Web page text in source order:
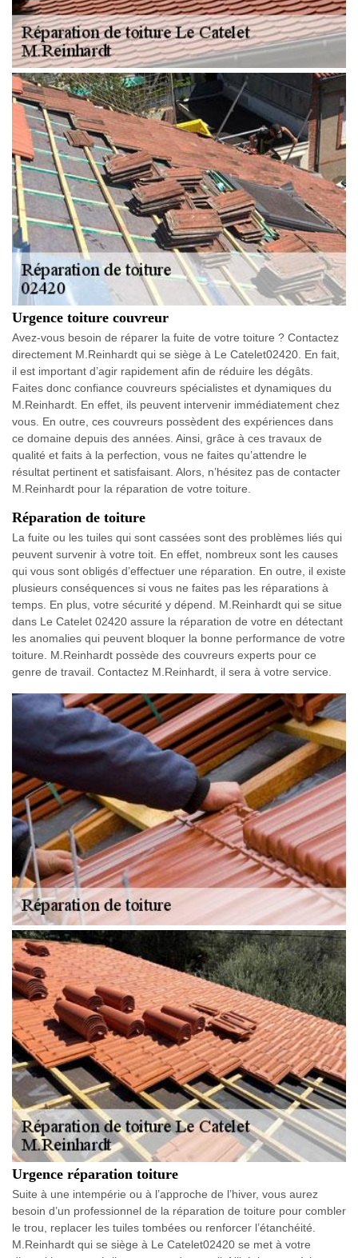
Urgence toiture couvreur
Avez-vous besoin de réparer la fuite de votre toiture ? Contactez
directement M.Reinhardt qui se siège à Le Catelet02420. En fait,
il est important d’agir rapidement afin de réduire les dégâts.
Faites donc confiance couvreurs spécialistes et dynamiques du
M.Reinhardt. En effet, ils peuvent intervenir immédiatement chez
vous. En outre, ces couvreurs possèdent des expériences dans
ce domaine depuis des années. Ainsi, grâce à ces travaux de
qualité et faits à la perfection, vous ne faites qu’attendre le
résultat pertinent et satisfaisant. Alors, n’hésitez pas de contacter
M.Reinhardt pour la réparation de votre toiture.
Réparation de toiture
La fuite ou les tuiles qui sont cassées sont des problèmes liés qui
peuvent survenir à votre toit. En effet, nombreux sont les causes
qui vous sont obligés d’effectuer une réparation. En outre, il existe
plusieurs conséquences si vous ne faites pas les réparations à
temps. En plus, votre sécurité y dépend. M.Reinhardt qui se situe
dans Le Catelet 02420 assure la réparation de votre en détectant
les anomalies qui peuvent bloquer la bonne performance de votre
toiture. M.Reinhardt possède des couvreurs experts pour ce
genre de travail. Contactez M.Reinhardt, il sera à votre service.
Urgence réparation toiture
Suite à une intempérie ou à l’approche de l’hiver, vous aurez
besoin d’un professionnel de la réparation de toiture pour combler
le trou, replacer les tuiles tombées ou renforcer l’étanchéité.
M.Reinhardt qui se siège à Le Catelet02420 se met à votre